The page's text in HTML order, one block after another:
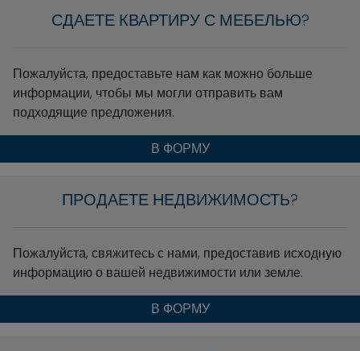
СДАЕТЕ КВАРТИРУ С МЕБЕЛЬЮ?
Пожалуйста, предоставьте нам как можно больше
информации, чтобы мы могли отправить вам
подходящие предложения.
В ФОРМУ
ПРОДАЕТЕ НЕДВИЖИМОСТЬ?
Пожалуйста, свяжитесь с нами, предоставив исходную
информацию о вашей недвижимости или земле.
В ФОРМУ